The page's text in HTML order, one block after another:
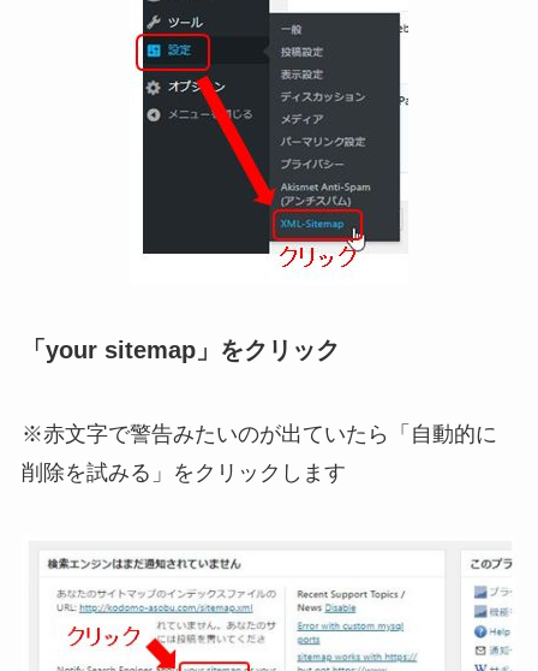
「your sitemap」をクリック
※赤文字で警告みたいのが出ていたら「自動的に
削除を試みる」をクリックします